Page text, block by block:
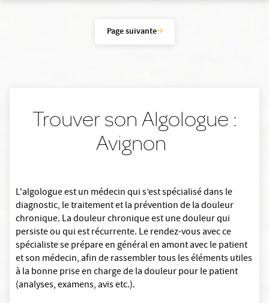
Page suivante
Trouver son Algologue :
Avignon
L'algologue est un médecin qui s’est spécialisé dans le
diagnostic, le traitement et la prévention de la douleur
chronique. La douleur chronique est une douleur qui
persiste ou qui est récurrente. Le rendez-vous avec ce
spécialiste se prépare en général en amont avec le patient
et son médecin, afin de rassembler tous les éléments utiles
à la bonne prise en charge de la douleur pour le patient
(analyses, examens, avis etc.).